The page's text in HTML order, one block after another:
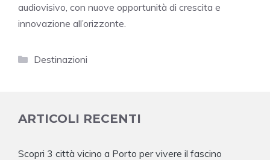
audiovisivo, con nuove opportunità di crescita e
innovazione all’orizzonte.
Categorie
Destinazioni
ARTICOLI RECENTI
Scopri 3 città vicino a Porto per vivere il fascino